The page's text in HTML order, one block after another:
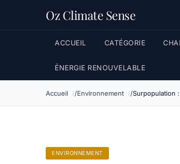
Oz Climate Sense
ACCUEIL CATÉGORIE
ÉNERGIE RENOUVELABLE
Accueil Environnement Surpopulation
ENVIRONNEMENT